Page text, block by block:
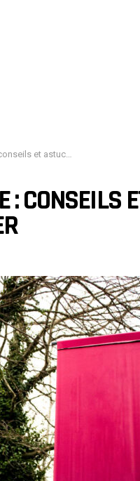
pour bien se démarquer
CONSEILS